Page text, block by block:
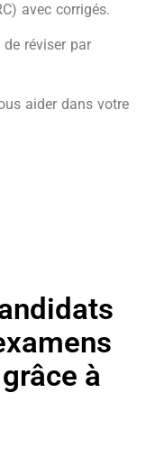
avec corrigés.
réviser par
aider dans votre
à